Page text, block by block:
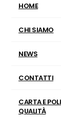
HOME
CHI SIAMO
NEWS
CONTATTI
CARTA E
QUALITÀ